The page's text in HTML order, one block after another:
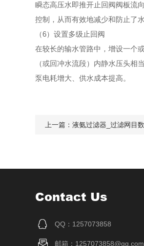
瞬态高压水即推开止回阀阀板流
控制，从而有效地减少和防止了
（6）设置多级止回阀
在较长的输水管路中，增设一个
（或回冲水流段）内静水压头
泵电耗增大、供水成本提高。
上一篇： 液氨过滤器_过滤网目
Contact Us
QQ：1257073858
邮箱：1257073858@qq.com